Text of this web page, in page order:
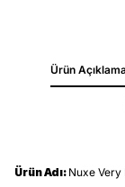
Ürün
Ürün Adı: Nuxe